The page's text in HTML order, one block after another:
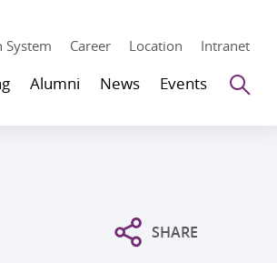
System Career Location Intranet
Alumni News Events
SHARE